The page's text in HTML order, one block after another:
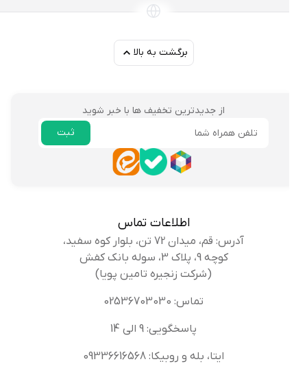
برگشت به بالا
از جدیدترین تخفیف ها با خبر شوید
اطلاعات تماس
آدرس: قم، میدان 72 تن، بلوار کوه سفید،
کوچه 9، پلاک 3، سوله بانک کفش
(شرکت زنجیره تامین پویا)
تماس: 02536703030
پاسخگویی: 9 الی 14
ایتا، بله و روبیکا: 09336616568